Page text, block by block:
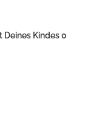
Deines Kindes 0